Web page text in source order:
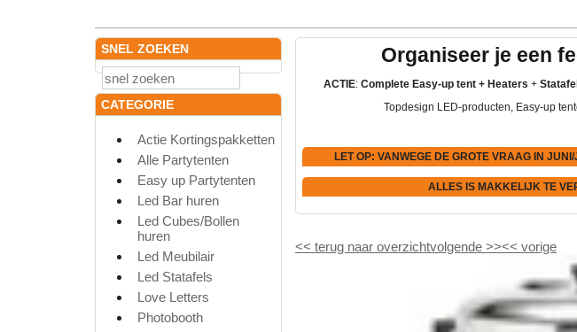
SNEL ZOEKEN
CATEGORIE
Actie Kortingspakketten
Alle Partytenten
Easy up Partytenten
Led Bar huren
Led Cubes/Bollen
huren
Led Meubilair
Led Statafels
Love Letters
Photobooth
Organiseer je een
ACTIE: Complete Easy-up tent + Heaters +
Topdesign LED-producten, Easy-up
LET OP: VANWEGE DE GROTE VRAAG IN
ALLES IS MAKKELIJK TE
<< terug naar overzichtvolgende >><< vorige